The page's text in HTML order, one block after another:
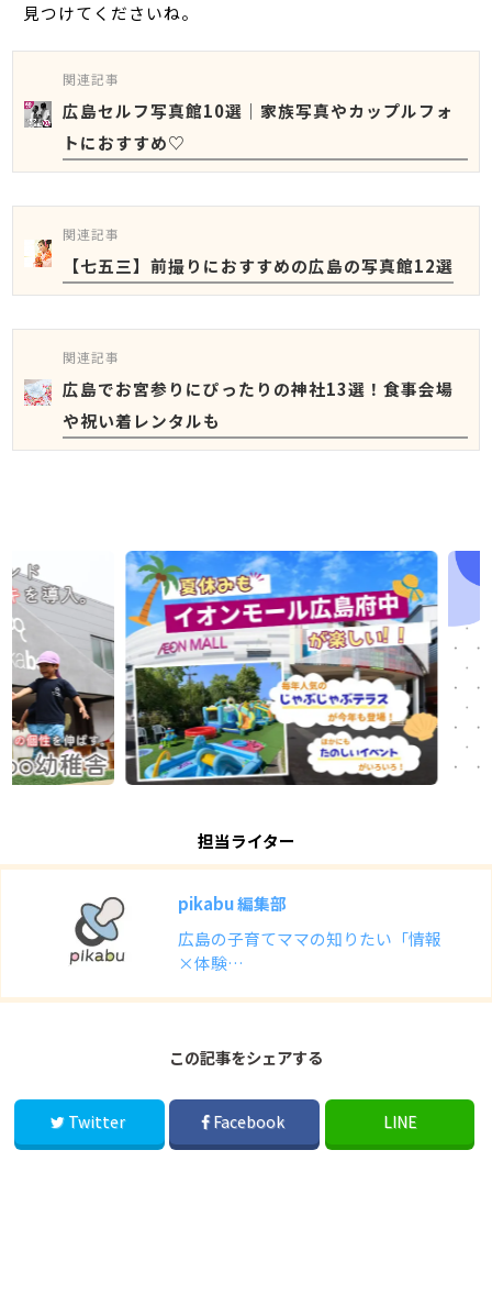
見つけてくださいね。
関連記事
広島セルフ写真館10選｜家族写真やカップルフォ
トにおすすめ♡
関連記事
【七五三】前撮りにおすすめの広島の写真館12選
関連記事
広島でお宮参りにぴったりの神社13選！食事会場
や祝い着レンタルも
担当ライター
pikabu 編集部
広島の子育てママの知りたい「情報
×体験…
この記事をシェアする
Twitter Facebook LINE